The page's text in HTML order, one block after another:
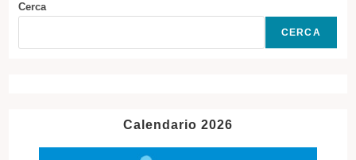
Cerca
CERCA
Calendario 2026